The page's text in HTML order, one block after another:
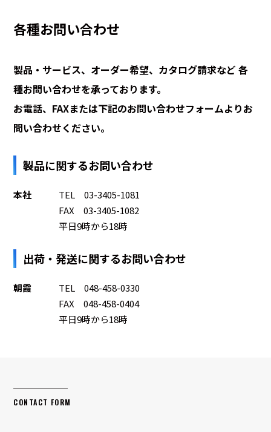
各種お問い合わせ
製品・サービス、オーダー希望、カタログ請求など各
種お問い合わせを承っております。
お電話、FAXまたは下記のお問い合わせフォームよりお
問い合わせください。
製品に関するお問い合わせ
本社
TEL 03-3405-1081
FAX 03-3405-1082
平日9時から18時
出荷・発送に関するお問い合わせ
朝霞
TEL 048-458-0330
FAX 048-458-0404
平日9時から18時
CONTACT FORM